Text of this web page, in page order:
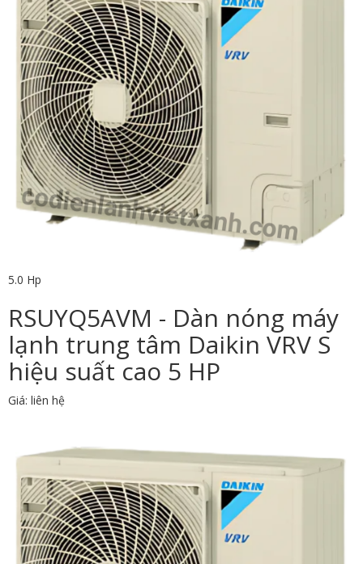
5.0 Hp
RSUYQ5AVM - Dàn nóng máy
lạnh trung tâm Daikin VRV S
hiệu suất cao 5 HP
Giá: liên hệ